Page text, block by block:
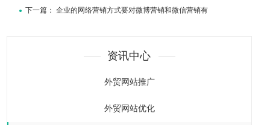
下一篇：企业的网络营销方式要对微博营销和微信营销有
资讯中心
外贸网站推广
外贸网站优化